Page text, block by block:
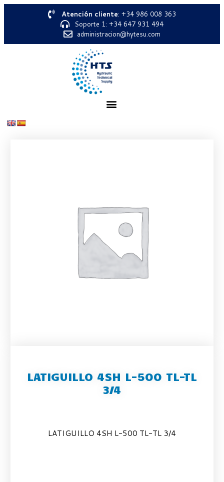
Atención cliente: +34 986 008 363
Soporte 1: +34 647 931 494
administracion@hytesu.com
LATIGUILLO 4SH L-500 TL-TL
3/4
LATIGUILLO 4SH L-500 TL-TL 3/4